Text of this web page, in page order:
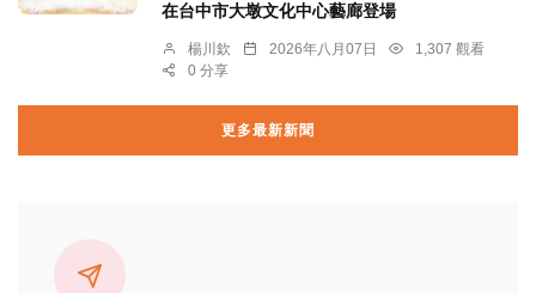
在台中市大墩文化中心藝廊登場
楊川欽 2026年八月07日
1,307 觀看
0 分享
更多最新新聞